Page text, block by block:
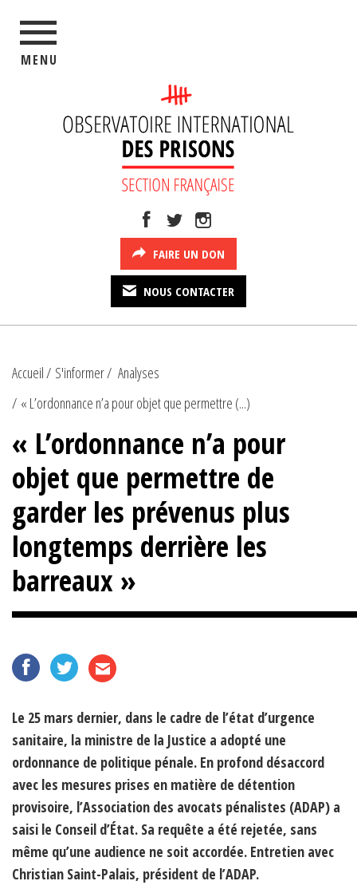
MENU
FAIRE UN DON
NOUS CONTACTER
Accueil S'informer
Analyses
« L’ordonnance n’a pour objet que permettre (...)
« L’ordonnance n’a pour
objet que permettre de
garder les prévenus plus
longtemps derrière les
barreaux »
Le 25 mars dernier, dans le cadre de l’état d’urgence
sanitaire, la ministre de la Justice a adopté une
ordonnance de politique pénale. En profond désaccord
avec les mesures prises en matière de détention
provisoire, l’Association des avocats pénalistes (ADAP) a
saisi le Conseil d’État. Sa requête a été rejetée, sans
même qu’une audience ne soit accordée. Entretien avec
Christian Saint-Palais, président de l’ADAP.